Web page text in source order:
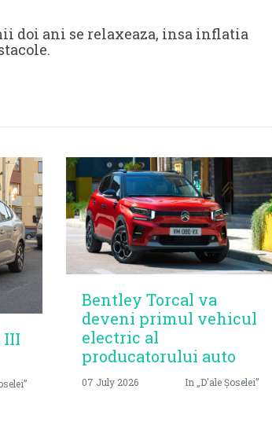
doi ani se relaxeaza, insa inflatia
III
Bentley Torcal va
deveni primul vehicul
electric al
producatorului auto
07 July 2026 In „D'ale Șoselei”